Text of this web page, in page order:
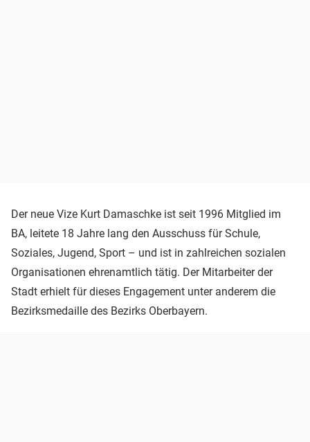
Der neue Vize Kurt Damaschke ist seit 1996 Mitglied im
BA, leitete 18 Jahre lang den Ausschuss für Schule,
Soziales, Jugend, Sport – und ist in zahlreichen sozialen
Organisationen ehrenamtlich tätig. Der Mitarbeiter der
Stadt erhielt für dieses Engagement unter anderem die
Bezirksmedaille des Bezirks Oberbayern.